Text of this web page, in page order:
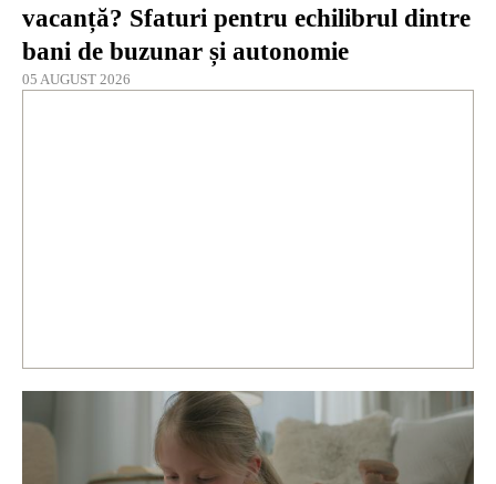
vacanță? Sfaturi pentru echilibrul dintre
bani de buzunar și autonomie
05 AUGUST 2026